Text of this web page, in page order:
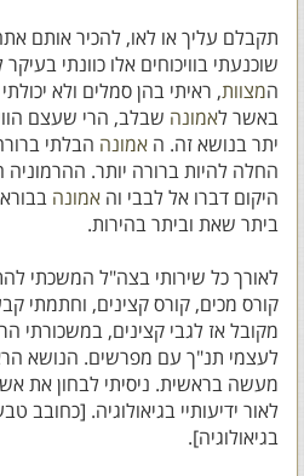
תקבלם עליך או לאו, להכיר אותם
שוכנעתי בוויכוחים אלו כוונתי
המצוות, ראיתי בהן סמלים ולא
באשר לאמונה שבלב, הרי שעצם
יתר בנושא זה. ה אמונה הבלתי
החלה להיות ברורה יותר.
היקום דברו אל לבבי וה אמונה
ביתר שאת וביתר בהירות.
לאורך כל שירותי בצה"ל המשכתי
קורס מכים, קורס קצינים, וחתמתי
מקובל אז לגבי קצינים, במשכורתי
לעצמי תנ"ך עם מפרשים. הנושא
מעשה בראשית. ניסיתי לבחון את
לאור ידיעותיי בגיאולוגיה. [כחובב
בגיאולוגיה].